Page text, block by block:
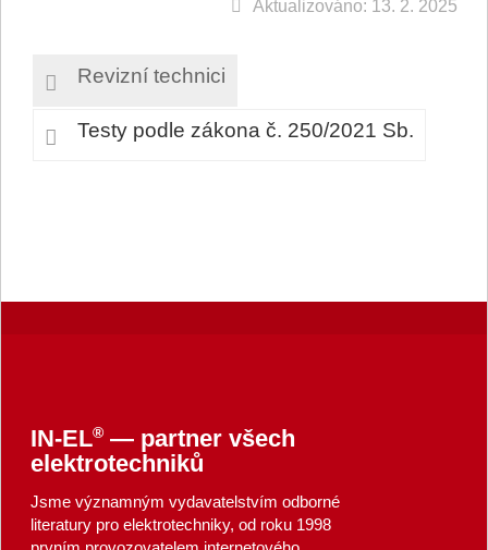
Aktualizováno: 13. 2. 2025
Revizní technici
Testy podle zákona č. 250/2021 Sb.
IN-EL®— partner všech
elektrotechniků
Jsme významným vydavatelstvím odborné
literatury pro elektrotechniky, od roku 1998